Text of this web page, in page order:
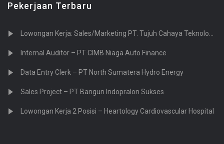
Pekerjaan Terbaru
Lowongan Kerja: Sales/Marketing PT. Tujuh Cahaya Teknologi (Sevenlight.ID)
Internal Auditor – PT CIMB Niaga Auto Finance
Data Entry Clerk – PT North Sumatera Hydro Energy
Sales Project – PT Bangun Indopralon Sukses
Lowongan Kerja 2 Posisi – Heartology Cardiovascular Hospital